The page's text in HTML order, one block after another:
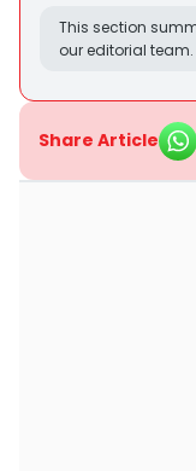
This section
our editorial team.
Share Article